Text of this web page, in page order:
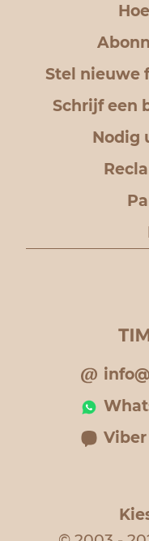
Stel nieuwe
Schrijf een
Nodig
Viber